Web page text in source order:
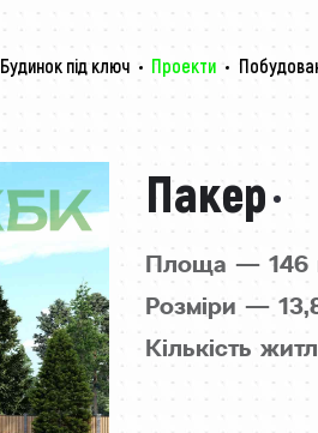
Будинок під ключ Проекти
Пакер
Площа — 146
Розміри —
Кількість